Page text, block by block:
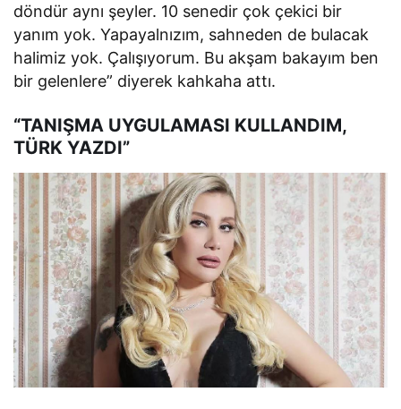
döndür aynı şeyler. 10 senedir çok çekici bir
yanım yok. Yapayalnızım, sahneden de bulacak
halimiz yok. Çalışıyorum. Bu akşam bakayım ben
bir gelenlere” diyerek kahkaha attı.
“TANIŞMA UYGULAMASI KULLANDIM,
TÜRK YAZDI”